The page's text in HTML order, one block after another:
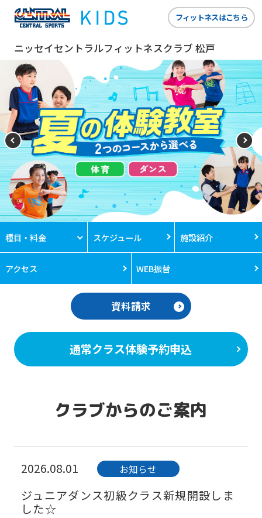
ニッセイセントラルフィットネスクラブ 松戸
フィットネスはこちら
種目・料金 スケジュール 施設紹介
アクセス WEB振替
資料請求
通常クラス体験予約申込
クラブからのご案内
2026.08.01 お知らせ
ジュニアダンス初級クラス新規開設しま
した☆